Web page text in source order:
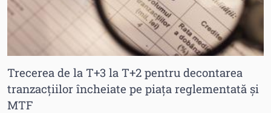
Trecerea de la T+3 la T+2 pentru decontarea
tranzacțiilor încheiate pe piața reglementată și
MTF